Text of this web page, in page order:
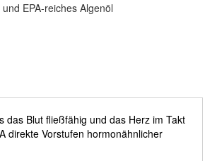
EPA-reiches Algenöl
das Blut fließfähig und das Herz im Takt
direkte Vorstufen hormonähnlicher